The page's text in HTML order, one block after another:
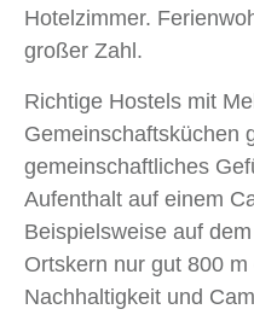
Hotelzimmer.
großer Zahl.
Richtige Hostels mit
Gemeinschaftsküchen
gemeinschaftliches
Aufenthalt auf einem
Beispielsweise auf dem
Ortskern nur gut 800
Nachhaltigkeit und